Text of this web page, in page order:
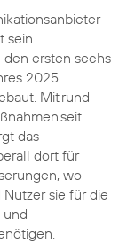
sein
ersten sechs
2025
Mit rund
seit
das
dort für
wo
sie für die
und